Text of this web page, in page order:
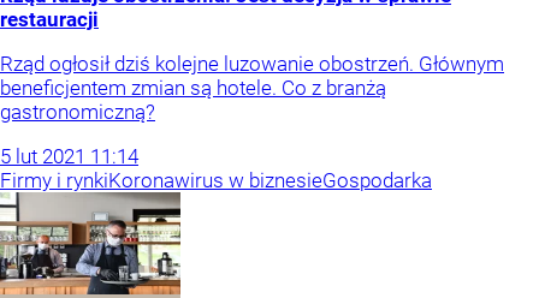
restauracji
Rząd ogłosił dziś kolejne luzowanie obostrzeń. Głównym
beneficjentem zmian są hotele. Co z branżą
gastronomiczną?
5 lut 2021 11:14
Firmy i rynkiKoronawirus w biznesieGospodarka